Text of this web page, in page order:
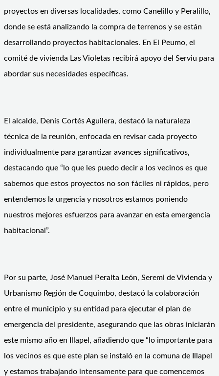
proyectos en diversas localidades, como Canelillo y Peralillo,
donde se está analizando la compra de terrenos y se están
desarrollando proyectos habitacionales. En El Peumo, el
comité de vivienda Las Violetas recibirá apoyo del Serviu para
abordar sus necesidades específicas.
El alcalde, Denis Cortés Aguilera, destacó la naturaleza
técnica de la reunión, enfocada en revisar cada proyecto
individualmente para garantizar avances significativos,
destacando que “lo que les puedo decir a los vecinos es que
sabemos que estos proyectos no son fáciles ni rápidos, pero
entendemos la urgencia y nosotros estamos poniendo
nuestros mejores esfuerzos para avanzar en esta emergencia
habitacional”.
Por su parte, José Manuel Peralta León, Seremi de Vivienda y
Urbanismo Región de Coquimbo, destacó la colaboración
entre el municipio y su entidad para ejecutar el plan de
emergencia del presidente, asegurando que las obras iniciarán
este mismo año en Illapel, añadiendo que “lo importante para
los vecinos es que este plan se instaló en la comuna de Illapel
y estamos trabajando intensamente para que comencemos